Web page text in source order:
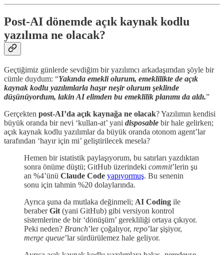
Post-AI dönemde açık kaynak kodlu
yazılıma ne olacak?
Geçtiğimiz günlerde sevdiğim bir yazılımcı arkadaşımdan şöyle bir
cümle duydum: “Yakında emekli olurum, emeklilikte de açık
kaynak kodlu yazılımlarla haşır neşir olurum şeklinde
düşünüyordum, lakin AI elimden bu emeklilik planımı da aldı.”
Gerçekten post-AI’da açık kaynağa ne olacak? Yazılımın kendisi
büyük oranda bir nevi ‘kullan-at’ yani disposable bir hale gelirken;
açık kaynak kodlu yazılımlar da büyük oranda otonom agent’lar
tarafından ‘hayır için mi’ geliştirilecek mesela?
Hemen bir istatistik paylaşıyorum, bu satırları yazdıktan
sonra önüme düştü; GitHub üzerindeki commit’lerin şu
an %4’ünü Claude Code yapıyormuş. Bu senenin
sonu için tahmin %20 dolaylarında.
Ayrıca şuna da mutlaka değinmeli; AI Coding ile
beraberGit (yani GitHub) gibi versiyon kontrol
sistemlerine de bir ‘dönüşüm’ gerekliliği ortaya çıkıyor.
Peki neden? Branch’ler çoğalıyor, repo’lar şişiyor,
merge queue’lar sürdürülemez hale geliyor.